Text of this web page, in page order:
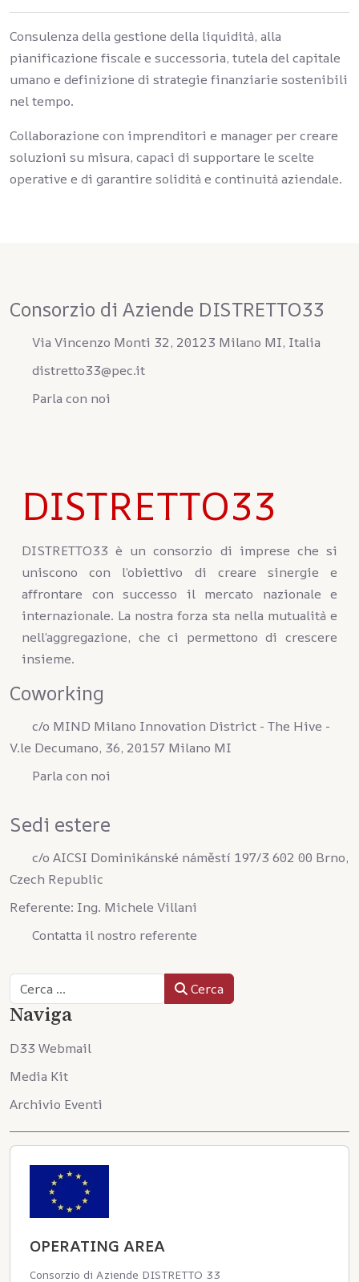
Consulenza della gestione della liquidità, alla
pianificazione fiscale e successoria, tutela del capitale
umano e definizione di strategie finanziarie sostenibili
nel tempo.
Collaborazione con imprenditori e manager per creare
soluzioni su misura, capaci di supportare le scelte
operative e di garantire solidità e continuità aziendale.
Consorzio di Aziende DISTRETTO33
Via Vincenzo Monti 32, 20123 Milano MI, Italia
distretto33@pec.it
Parla con noi
DISTRETTO33
DISTRETTO33 è un consorzio di imprese che si
uniscono con l’obiettivo di creare sinergie e
affrontare con successo il mercato nazionale e
internazionale. La nostra forza sta nella mutualità e
nell’aggregazione, che ci permettono di crescere
insieme.
Coworking
c/o MIND Milano Innovation District - The Hive -
V.le Decumano, 36, 20157 Milano MI
Parla con noi
Sedi estere
c/o AICSI Dominikánské náměstí 197/3 602 00 Brno,
Czech Republic
Referente: Ing. Michele Villani
Contatta il nostro referente
Cerca Cerca
Naviga
D33 Webmail
Media Kit
Archivio Eventi
OPERATING AREA
Consorzio di Aziende DISTRETTO 33